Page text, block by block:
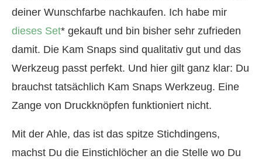
deiner Wunschfarbe nachkaufen. Ich habe mir
dieses Set* gekauft und bin bisher sehr zufrieden
damit. Die Kam Snaps sind qualitativ gut und das
Werkzeug passt perfekt. Und hier gilt ganz klar: Du
brauchst tatsächlich Kam Snaps Werkzeug. Eine
Zange von Druckknöpfen funktioniert nicht.
Mit der Ahle, das ist das spitze Stichdingens,
machst Du die Einstichlöcher an die Stelle wo Du